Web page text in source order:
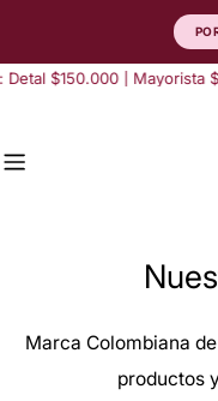
$150.000 | Mayorista
Marca Colombiana
productos